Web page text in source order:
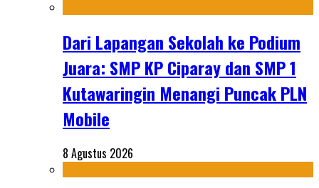
Dari Lapangan Sekolah ke Podium
Juara: SMP KP Ciparay dan SMP 1
Kutawaringin Menangi Puncak PLN
Mobile
8 Agustus 2026